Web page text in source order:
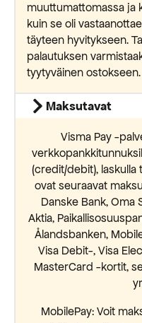
muuttumattomassa ja
kuin se oli
täyteen hyvitykseen.
palautuksen
tyytyväinen ostokseen.
Maksutavat
Visma Pay -
(credit/debit), laskulla
ovat seuraavat
Danske Bank, Oma
Aktia,
Ålandsbanken,
Visa Debit-, Visa
MasterCard -kortit,
MobilePay: Voit